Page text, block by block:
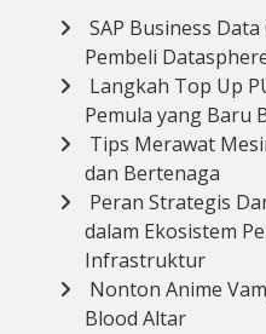
SAP Business
Pembeli
Langkah Top Up
Pemula yang Baru
Tips Merawat
dan Bertenaga
Peran Strategis
dalam Ekosistem
Infrastruktur
Nonton Anime
Blood Altar